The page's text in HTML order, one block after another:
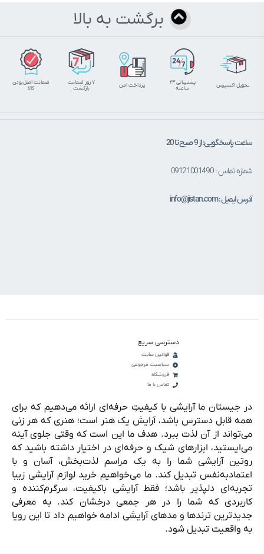
برگشت به بالا
تحویل اکسپرس
پشتیبانی ۲۴
ساعته
پرداخت امن
۷ روز ضمانت
بازگشت
ضمانت اصل‌بودن
کالا
ساعت پاسخگویی: از 9 صبح تا 20
شماره تماس : 09121001490
آدرس ایمیل : info@jistan.com
دسترسی سریع
قوانین سایت
سیاسیت مرجوعی
فروشگاه
تماس با ما
در جیستان ما آرایشی با کیفیتِ حرفه‌ای ارائه می‌دهیم که برای
همه قابل دسترس باشد، آرایش یک هنر است؛ هنری که هر زنی
می‌تواند از آن لذت ببرد. هدف ما این است که وقتی جلوی آینه
می‌ایستید، ابزارهای شیک و حرفه‌ای در اختیار داشته باشید که
روتین آرایشی شما را به یک مراسم لذت‌بخش، آسان و با
اعتمادبه‌نفس تبدیل کند. ما می‌خواهیم خرید لوازم آرایشی زیبا
تجربه‌ای دلپذیر باشد؛ فقط آرایشی باکیفیت، سرگرم‌کننده و
کاربردی که شما را در هر جمعی درخشان کند. به معرفی
جدیدترین ترندها و مدهای آرایشی ادامه خواهیم داد تا این رویا
به واقعیت تبدیل شود.